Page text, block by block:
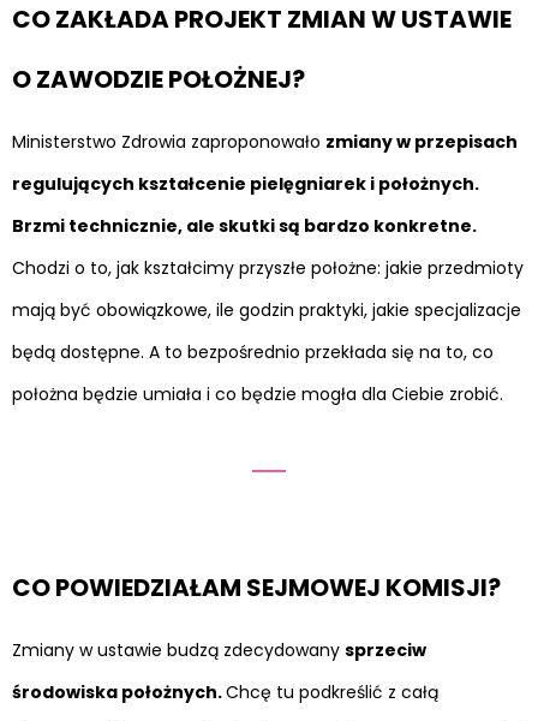
CO ZAKŁADA PROJEKT ZMIAN W USTAWIE
O ZAWODZIE POŁOŻNEJ?
Ministerstwo Zdrowia zaproponowało zmiany w przepisach
regulujących kształcenie pielęgniarek i położnych.
Brzmi technicznie, ale skutki są bardzo konkretne.
Chodzi o to, jak kształcimy przyszłe położne: jakie przedmioty
mają być obowiązkowe, ile godzin praktyki, jakie specjalizacje
będą dostępne. A to bezpośrednio przekłada się na to, co
położna będzie umiała i co będzie mogła dla Ciebie zrobić.
CO POWIEDZIAŁAM SEJMOWEJ KOMISJI?
Zmiany w ustawie budzą zdecydowany sprzeciw
środowiska położnych.Chcę tu podkreślić z całą